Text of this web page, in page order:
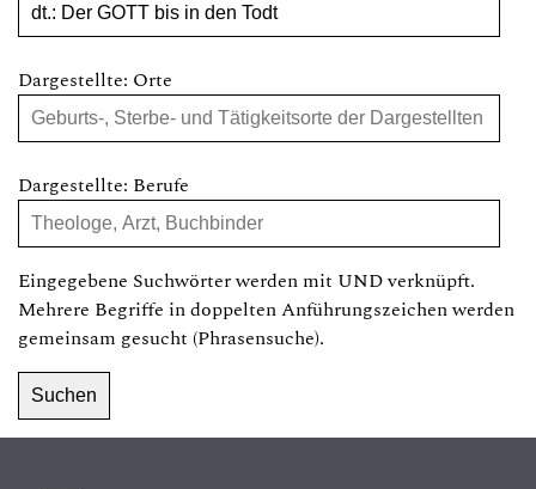
Dargestellte: Orte
Dargestellte: Berufe
Eingegebene Suchwörter werden mit UND verknüpft.
Mehrere Begriffe in doppelten Anführungszeichen werden
gemeinsam gesucht (Phrasensuche).